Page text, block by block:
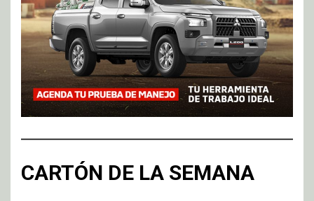
CARTÓN DE LA SEMANA